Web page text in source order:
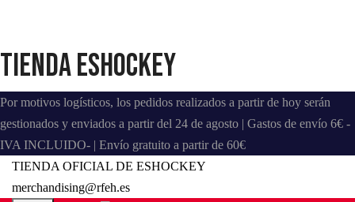
Tienda eshockey
Por motivos logísticos, los pedidos realizados a partir de hoy serán
gestionados y enviados a partir del 24 de agosto | Gastos de envío 6€ -
IVA INCLUIDO- | Envío gratuito a partir de 60€
TIENDA OFICIAL DE ESHOCKEY
merchandising@rfeh.es